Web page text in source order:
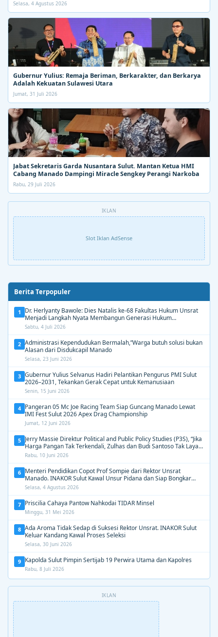
Selasa, 4 Agustus 2026
Gubernur Yulius: Remaja Beriman, Berkarakter, dan Berkarya
Adalah Kekuatan Sulawesi Utara
Jumat, 31 Juli 2026
Jabat Sekretaris Garda Nusantara Sulut. Mantan Ketua HMI
Cabang Manado Dampingi Miracle Sengkey Perangi Narkoba
Rabu, 29 Juli 2026
IKLAN
Slot Iklan AdSense
Berita Terpopuler
1
Dr. Herlyanty Bawole: Dies Natalis ke-68 Fakultas Hukum Unsrat
Menjadi Langkah Nyata Membangun Generasi Hukum
Berdampak
Sabtu, 4 Juli 2026
2 Administrasi Kependudukan Bermalah,”Warga butuh solusi bukan
Alasan dari Disdukcapil Manado
Selasa, 23 Juni 2026
3 Gubernur Yulius Selvanus Hadiri Pelantikan Pengurus PMI Sulut
2026–2031, Tekankan Gerak Cepat untuk Kemanusiaan
Senin, 15 Juni 2026
4 Pangeran 05 Mc Joe Racing Team Siap Guncang Manado Lewat
IMI Fest Sulut 2026 Apex Drag Championship
Jumat, 12 Juni 2026
5 Jerry Massie Direktur Political and Public Policy Studies (P3S), “Jika
Harga Pangan Tak Terkendali, Zulhas dan Budi Santoso Tak Layak
Dipertahankan”
Rabu, 10 Juni 2026
6 Menteri Pendidikan Copot Prof Sompie dari Rektor Unsrat
Manado. INAKOR Sulut Kawal Unsur Pidana dan Siap Bongkar
Aroma Busuk di Suksesi Rektor
Selasa, 4 Agustus 2026
7 Priscilia Cahaya Pantow Nahkodai TIDAR Minsel
Minggu, 31 Mei 2026
8 Ada Aroma Tidak Sedap di Suksesi Rektor Unsrat. INAKOR Sulut
Keluar Kandang Kawal Proses Seleksi
Selasa, 30 Juni 2026
9 Kapolda Sulut Pimpin Sertijab 19 Perwira Utama dan Kapolres
Rabu, 8 Juli 2026
IKLAN